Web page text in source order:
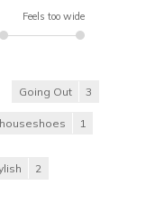
Feels too wide
Going Out 3
1
2